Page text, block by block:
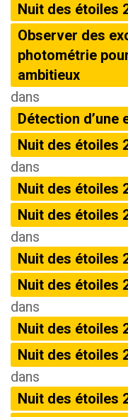
Nuit des étoiles
Observer des
photométrie
ambitieux
dans
Détection d’une
Nuit des étoiles
dans
Nuit des étoiles
Nuit des étoiles
dans
Nuit des étoiles
Nuit des étoiles
dans
Nuit des étoiles
Nuit des étoiles
dans
Nuit des étoiles